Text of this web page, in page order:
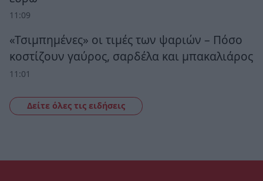
11:09
«Τσιμπημένες» οι τιμές των ψαριών – Πόσο
κοστίζουν γαύρος, σαρδέλα και μπακαλιάρος
11:01
Δείτε όλες τις ειδήσεις